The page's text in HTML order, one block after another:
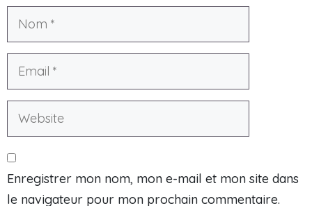
Enregistrer mon nom, mon e-mail et mon site dans
le navigateur pour mon prochain commentaire.